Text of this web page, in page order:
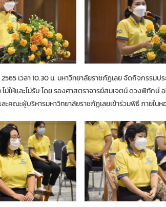
เวลา 10.30 น. มหาวิทยาลัยราชภัฏเลย จัดกิจกรรม
ม่ให้และไม่รับ โดย รองศาสตราจารย์สมเจตน์ ดวงพิทักษ์
ะคณะผู้บริหารมหาวิทยาลัยราชภัฏเลยเข้าร่วมพิธี ภายใน